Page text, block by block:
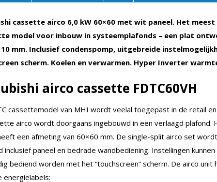
cassette airco 6,0 kW 60×60 met wit paneel. Het meest
model voor inbouw in systeemplafonds – een plat
mm. Inclusief condenspomp, uitgebreide
scherm. Koelen en verwarmen. Hyper Inverter
airco cassette FDTC60VH
cassettemodel van MHI wordt veelal toegepast in de retail
airco wordt doorgaans ingebouwd in een verlaagd plafond.
een afmeting van 60×60 mm. De single-split airco set wordt
inclusief paneel en bedrade wandbediening. Instellingen kunnen
bediend worden met het “touchscreen” scherm. De airco unit
energielabels: